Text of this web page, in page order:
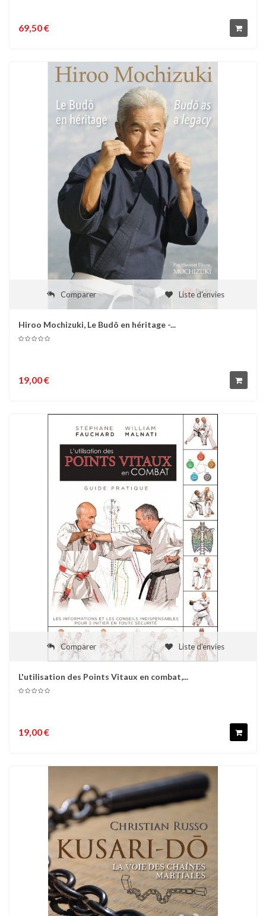
69,50 €
Comparer Liste d'envies
Hiroo Mochizuki, Le Budô en héritage -...
19,00 €
Comparer Liste d'envies
L'utilisation des Points Vitaux en combat,...
19,00 €